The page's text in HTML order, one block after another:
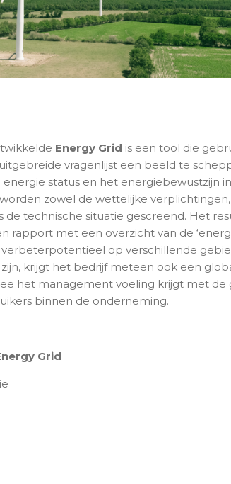
Energy Grid is een tool die
vragenlijst een beeld te
status en het energiebewustzijn
zowel de wettelijke
de technische situatie gescreend. Het
rapport met een overzicht van de
op verschillende
krijgt het bedrijf meteen ook een
het management voeling krijgt met de
binnen de onderneming.
Grid